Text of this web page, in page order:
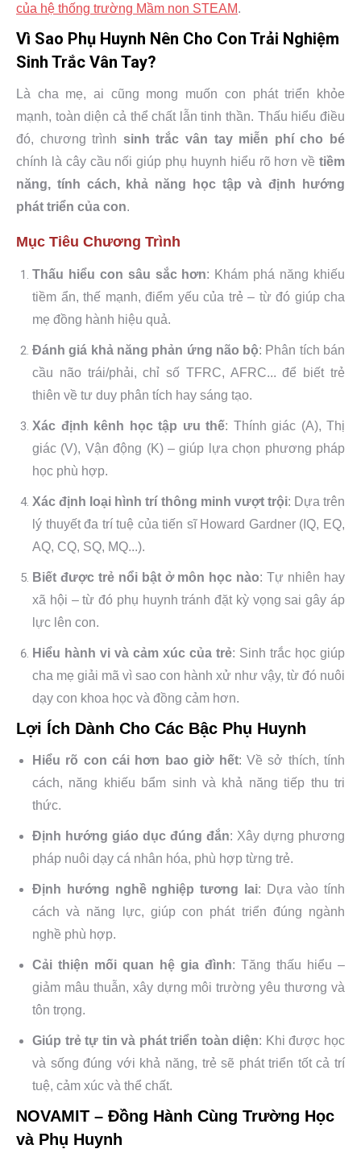
của hệ thống trường Mầm non STEAM.
Vì Sao Phụ Huynh Nên Cho Con Trải Nghiệm
Sinh Trắc Vân Tay?
Là cha mẹ, ai cũng mong muốn con phát triển khỏe
mạnh, toàn diện cả thể chất lẫn tinh thần. Thấu hiểu điều
đó, chương trình sinh trắc vân tay miễn phí cho bé
chính là cây cầu nối giúp phụ huynh hiểu rõ hơn về tiềm
năng, tính cách, khả năng học tập và định hướng
phát triển của con.
Mục Tiêu Chương Trình
Thấu hiểu con sâu sắc hơn: Khám phá năng khiếu
tiềm ẩn, thế mạnh, điểm yếu của trẻ – từ đó giúp cha
mẹ đồng hành hiệu quả.
Đánh giá khả năng phản ứng não bộ: Phân tích bán
cầu não trái/phải, chỉ số TFRC, AFRC... để biết trẻ
thiên về tư duy phân tích hay sáng tạo.
Xác định kênh học tập ưu thế: Thính giác (A), Thị
giác (V), Vận động (K) – giúp lựa chọn phương pháp
học phù hợp.
Xác định loại hình trí thông minh vượt trội: Dựa trên
lý thuyết đa trí tuệ của tiến sĩ Howard Gardner (IQ, EQ,
AQ, CQ, SQ, MQ...).
Biết được trẻ nổi bật ở môn học nào: Tự nhiên hay
xã hội – từ đó phụ huynh tránh đặt kỳ vọng sai gây áp
lực lên con.
Hiểu hành vi và cảm xúc của trẻ: Sinh trắc học giúp
cha mẹ giải mã vì sao con hành xử như vậy, từ đó nuôi
dạy con khoa học và đồng cảm hơn.
Lợi Ích Dành Cho Các Bậc Phụ Huynh
Hiểu rõ con cái hơn bao giờ hết: Về sở thích, tính
cách, năng khiếu bẩm sinh và khả năng tiếp thu tri
thức.
Định hướng giáo dục đúng đắn: Xây dựng phương
pháp nuôi dạy cá nhân hóa, phù hợp từng trẻ.
Định hướng nghề nghiệp tương lai: Dựa vào tính
cách và năng lực, giúp con phát triển đúng ngành
nghề phù hợp.
Cải thiện mối quan hệ gia đình: Tăng thấu hiểu –
giảm mâu thuẫn, xây dựng môi trường yêu thương và
tôn trọng.
Giúp trẻ tự tin và phát triển toàn diện: Khi được học
và sống đúng với khả năng, trẻ sẽ phát triển tốt cả trí
tuệ, cảm xúc và thể chất.
NOVAMIT – Đồng Hành Cùng Trường Học
và Phụ Huynh